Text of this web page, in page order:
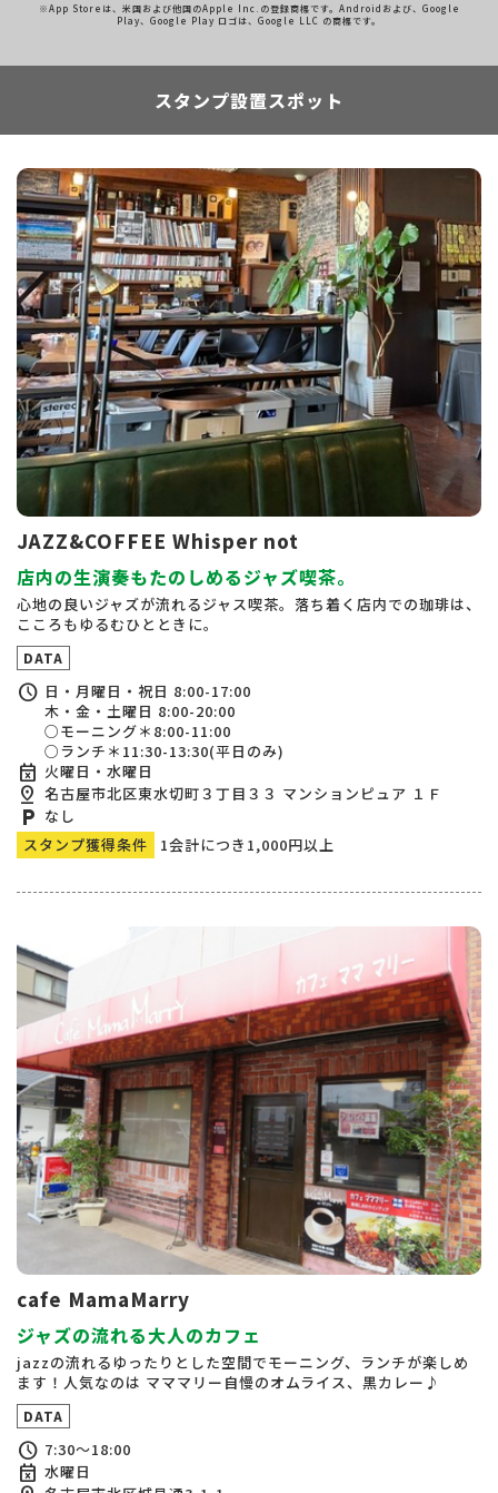
※App Storeは、米国および他国のApple Inc.の登録商標です。Androidおよび、Google
Play、Google Play ロゴは、Google LLC の商標です。
スタンプ設置スポット
JAZZ&COFFEE Whisper not
店内の生演奏もたのしめるジャズ喫茶。
心地の良いジャズが流れるジャス喫茶。落ち着く店内での珈琲は、
こころもゆるむひとときに。
DATA
schedule 日・月曜日・祝日 8:00-17:00
木・金・土曜日 8:00-20:00
○モーニング＊8:00-11:00
○ランチ＊11:30-13:30(平日のみ)
event_busy 火曜日・水曜日
pin_drop 名古屋市北区東水切町３丁目３３ マンションピュア １Ｆ
local_parking なし
スタンプ獲得条件
1会計につき1,000円以上
cafe MamaMarry
ジャズの流れる大人のカフェ
jazzの流れるゆったりとした空間でモーニング、ランチが楽しめ
ます！人気なのは マママリー自慢のオムライス、黒カレー♪
DATA
schedule 7:30～18:00
event_busy 水曜日